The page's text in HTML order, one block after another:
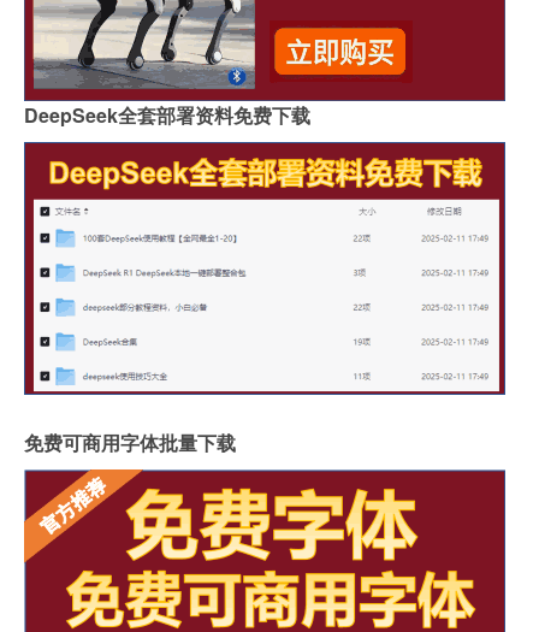
DeepSeek全套部署资料免费下载
免费可商用字体批量下载